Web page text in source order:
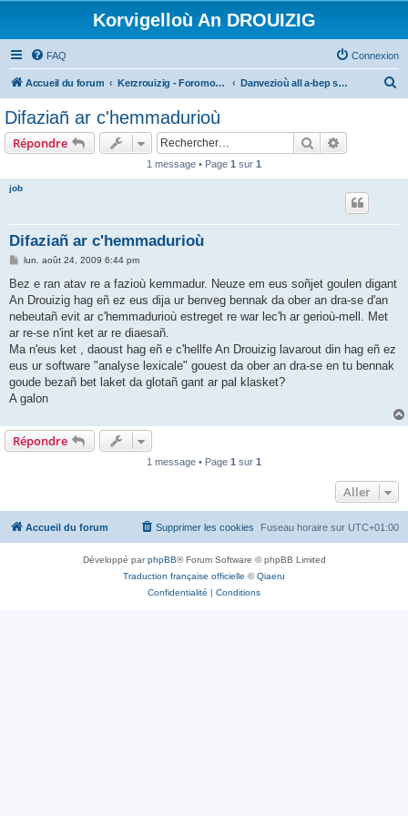
Korvigelloù An DROUIZIG
FAQ Connexion
Accueil du forum Kerzrouizig - Foromoù An Drouizig Danvezioù all a-bep seurt
Difaziañ ar c'hemmadurioù
Répondre Rechercher
1 message • Page 1 sur 1
job
Difaziañ ar c'hemmadurioù
M
s
a
g
lun. août 24, 2009 6:44 pm
Bez e ran atav re a fazioù kemmadur. Neuze em eus soñjet goulen digant
An Drouizig hag eñ ez eus dija ur benveg bennak da ober an dra-se d'an
nebeutañ evit ar c'hemmadurioù estreget re war lec'h ar gerioù-mell. Met
ar re-se n'int ket ar re diaesañ.
Ma n'eus ket , daoust hag eñ e c'hellfe An Drouizig lavarout din hag eñ ez
eus ur software "analyse lexicale" gouest da ober an dra-se en tu bennak
goude bezañ bet laket da glotañ gant ar pal klasket?
A galon
Répondre
1 message • Page 1 sur 1
Aller
Accueil du forum Fuseau horaire sur UTC+01:00
Supprimer les cookies
Développé parphpBB® Forum Software © phpBB Limited
Traduction française officielle ©Qiaeru
Confidentialité | Conditions